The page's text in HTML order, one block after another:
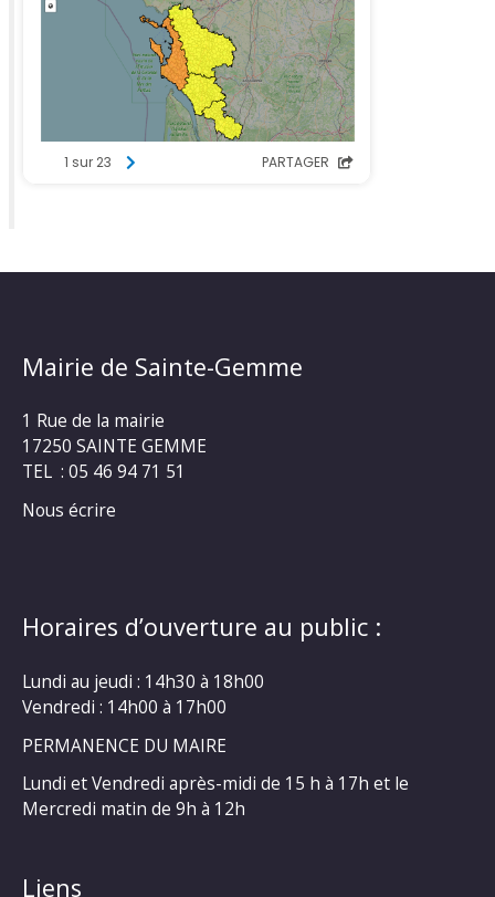
Mairie de Sainte-Gemme
1 Rue de la mairie
17250 SAINTE GEMME
TEL : 05 46 94 71 51
Nous écrire
Horaires d’ouverture au public :
Lundi au jeudi : 14h30 à 18h00
Vendredi : 14h00 à 17h00
PERMANENCE DU MAIRE
Lundi et Vendredi après-midi de 15 h à 17h et le
Mercredi matin de 9h à 12h
Liens